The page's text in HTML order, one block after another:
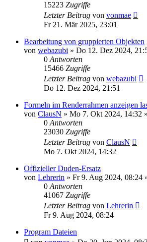
15223 Zugriffe
Letzter Beitrag von vonmae
Fr 21. Mär 2025, 23:01
Bearbeitung von gruppierten Objekten
von webazubi » Do 12. Dez 2024,
0 Antworten
15466 Zugriffe
Letzter Beitrag von webazubi
Do 12. Dez 2024, 21:51
Formeln im Renderrahmen anzeigen
von ClausN » Mo 7. Okt 2024, 14:32
0 Antworten
23030 Zugriffe
Letzter Beitrag von ClausN
Mo 7. Okt 2024, 14:32
Offizieller Duden-Ersatz
von Lehrerin » Fr 9. Aug 2024, 08:24
0 Antworten
41067 Zugriffe
Letzter Beitrag von Lehrerin
Fr 9. Aug 2024, 08:24
Program Dateien